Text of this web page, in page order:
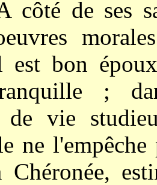
côté de ses
est bon
;
de vie
ne
Chéronée,